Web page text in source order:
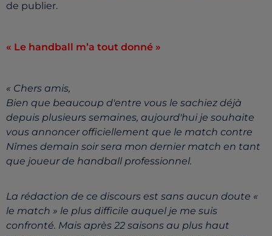
de publier.
« Le handball m’a tout donné »
« Chers amis,
Bien que beaucoup d'entre vous le sachiez déjà
depuis plusieurs semaines, aujourd'hui je souhaite
vous annoncer officiellement que le match contre
Nîmes demain soir sera mon dernier match en tant
que joueur de handball professionnel.
La rédaction de ce discours est sans aucun doute «
le match » le plus difficile auquel je me suis
confronté. Mais après 22 saisons au plus haut